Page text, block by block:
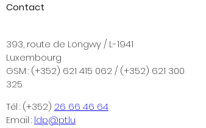
Contact
393, route de Longwy / L-1941
Luxembourg
GSM : (+352) 621 415 062 / (+352) 621 300
325
Tél : (+352) 26 66 46 64
Email : ldp@pt.lu